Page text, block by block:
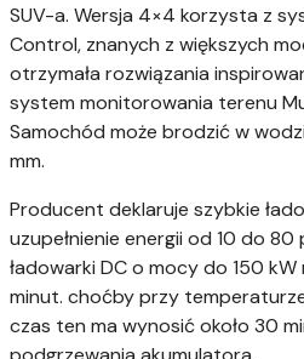
SUV-a. Wersja 4×4 korzysta z
Control, znanych z większych
otrzymała rozwiązania
system monitorowania terenu
Samochód może brodzić w
mm.
Producent deklaruje szybkie
uzupełnienie energii od 10 do
ładowarki DC o mocy do 150 kW
minut. choćby przy
czas ten ma wynosić około 30